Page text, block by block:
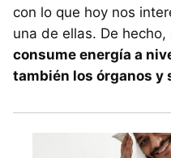
con lo que hoy nos
una de ellas. De hecho,
consume energía a
también los órganos y